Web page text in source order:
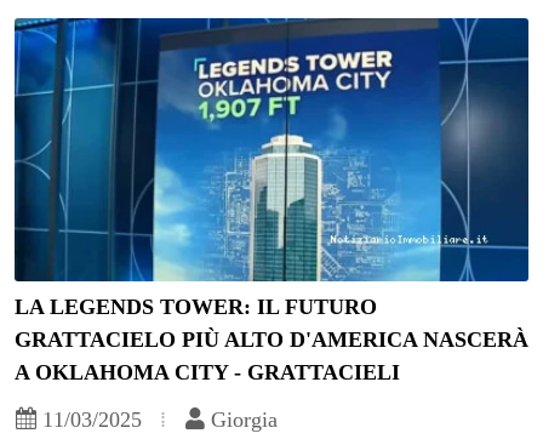
LA LEGENDS TOWER: IL FUTURO
GRATTACIELO PIÙ ALTO D'AMERICA NASCERÀ
A OKLAHOMA CITY - GRATTACIELI
11/03/2025
Giorgia